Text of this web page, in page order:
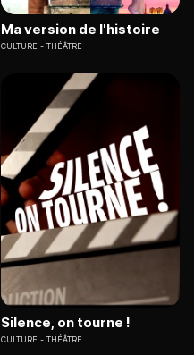
Ma version de l'histoire
CULTURE THÉÂTRE
Silence, on tourne !
CULTURE THÉÂTRE